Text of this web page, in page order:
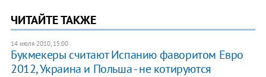
ЧИТАЙТЕ ТАКЖЕ
14 июля 2010, 15:00
Букмекеры считают Испанию фаворитом Евро
2012, Украина и Польша - не котируются